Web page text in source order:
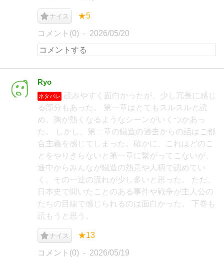
ナイス ★5
コメント(0) 2026/05/20
Ryo
ネタバレ
読みやすく面白かったが、少し冗長に感じ
る部分もあった。 第一章はとてもスルスルと読
め、胸が熱くなるようなシーンがいくつかあっ
た。 しかし、第二章の鐵造の過去からの話はご都
合主義を感じてしまった。確かに、これほどのこ
とをやりきらないと第一章に繋がってこないが、
途中からみんなが鐵造の熱意や人柄で認めてい
く。その一連の流れが少し多いと思った。 ただ、
日本史で聞いたことのある事件や戦争が主人公の
たちの目線で感じられるのは面白かった。 下巻も
読もうと思う。
ナイス ★13
コメント(0) 2026/05/19